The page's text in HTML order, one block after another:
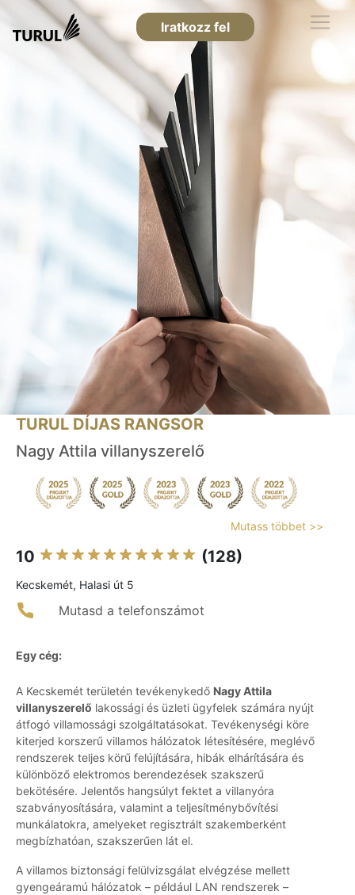
Iratkozz fel
TURUL DÍJAS RANGSOR
Nagy Attila villanyszerelő
Mutass többet >>
10 (128)
Kecskemét, Halasi út 5
Mutasd a telefonszámot
Egy cég:
A Kecskemét területén tevékenykedő Nagy Attila
villanyszerelő lakossági és üzleti ügyfelek számára nyújt
átfogó villamossági szolgáltatásokat. Tevékenységi köre
kiterjed korszerű villamos hálózatok létesítésére, meglévő
rendszerek teljes körű felújítására, hibák elhárítására és
különböző elektromos berendezések szakszerű
bekötésére. Jelentős hangsúlyt fektet a villanyóra
szabványosítására, valamint a teljesítménybővítési
munkálatokra, amelyeket regisztrált szakemberként
megbízhatóan, szakszerűen lát el.
A villamos biztonsági felülvizsgálat elvégzése mellett
gyengeáramú hálózatok – például LAN rendszerek –